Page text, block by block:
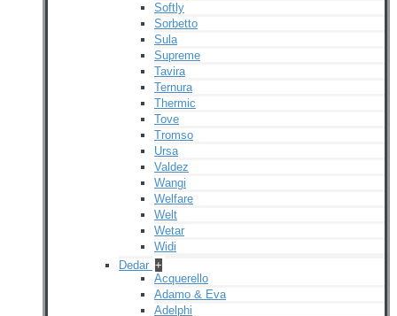
Softly
Sorbetto
Sula
Supreme
Tavira
Ternura
Thermic
Tove
Tromso
Ursa
Valdez
Wangi
Welfare
Welt
Wetar
Widi
Dedar +
Acquerello
Adamo & Eva
Adelphi